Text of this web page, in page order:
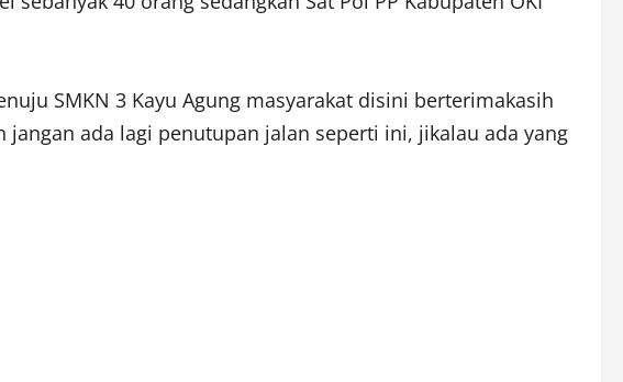
SMKN 3 Kayu Agung masyarakat disini berterimakasih
ada lagi penutupan jalan seperti ini, jikalau ada yang